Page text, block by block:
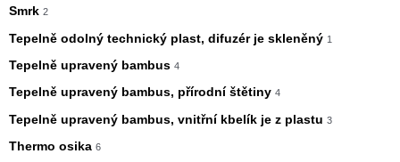
Smrk 2
Tepelně odolný technický plast, difuzér je skleněný 1
Tepelně upravený bambus 4
Tepelně upravený bambus, přírodní štětiny 4
Tepelně upravený bambus, vnitřní kbelík je z plastu 3
Thermo osika 6